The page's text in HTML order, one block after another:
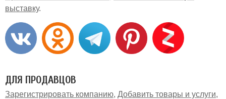
выставку
ДЛЯ ПРОДАВЦОВ
Зарегистрировать компанию Добавить товары и услуги